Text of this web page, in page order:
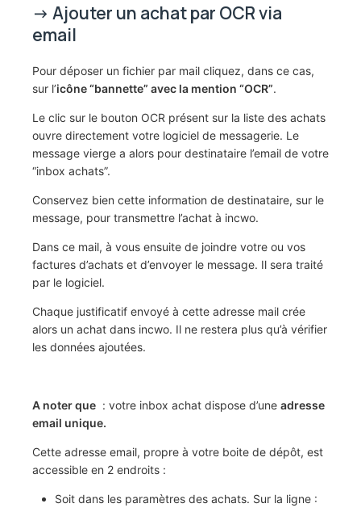
-> Ajouter un achat par OCR via
email
Pour déposer un fichier par mail cliquez, dans ce cas,
sur l’icône “bannette” avec la mention “OCR”.
Le clic sur le bouton OCR présent sur la liste des achats
ouvre directement votre logiciel de messagerie. Le
message vierge a alors pour destinataire l’email de votre
“inbox achats”.
Conservez bien cette information de destinataire, sur le
message, pour transmettre l’achat à incwo.
Dans ce mail, à vous ensuite de joindre votre ou vos
factures d’achats et d’envoyer le message. Il sera traité
par le logiciel.
Chaque justificatif envoyé à cette adresse mail crée
alors un achat dans incwo. Il ne restera plus qu’à vérifier
les données ajoutées.
A noter que : votre inbox achat dispose d’une adresse
email unique.
Cette adresse email, propre à votre boite de dépôt, est
accessible en 2 endroits :
Soit dans les paramètres des achats. Sur la ligne :